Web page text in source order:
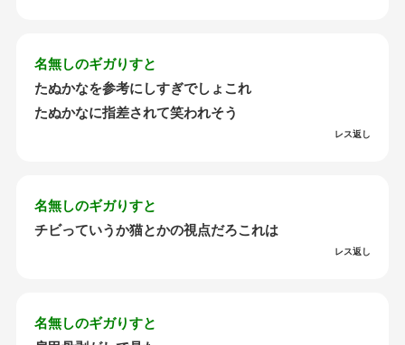
名無しのギガりすと
たぬかなを参考にしすぎでしょこれ
たぬかなに指差されて笑われそう
レス返し
名無しのギガりすと
チビっていうか猫とかの視点だろこれは
レス返し
名無しのギガりすと